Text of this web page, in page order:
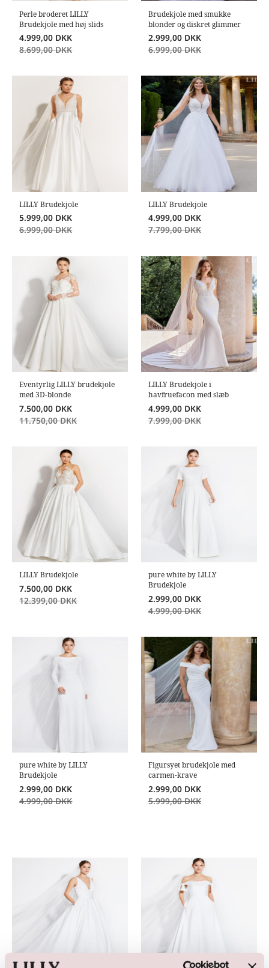
Perle broderet LILLY
Brudekjole med høj slids
4.999,00 DKK
8.699,00 DKK
Brudekjole med smukke
blonder og diskret glimmer
2.999,00 DKK
6.999,00 DKK
LILLY Brudekjole
5.999,00 DKK
6.999,00 DKK
LILLY Brudekjole
4.999,00 DKK
7.799,00 DKK
Eventyrlig LILLY brudekjole
med 3D-blonde
7.500,00 DKK
11.750,00 DKK
LILLY Brudekjole i
havfruefacon med slæb
4.999,00 DKK
7.999,00 DKK
LILLY Brudekjole
7.500,00 DKK
12.399,00 DKK
pure white by LILLY
Brudekjole
2.999,00 DKK
4.999,00 DKK
pure white by LILLY
Brudekjole
2.999,00 DKK
4.999,00 DKK
Figursyet brudekjole med
carmen-krave
2.999,00 DKK
5.999,00 DKK